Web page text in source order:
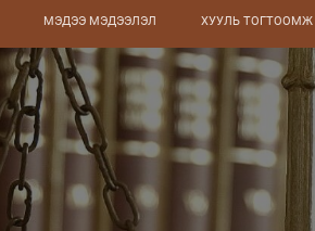
МЭДЭЭ МЭДЭЭЛЭЛ ХУУЛЬ ТОГТООМЖ